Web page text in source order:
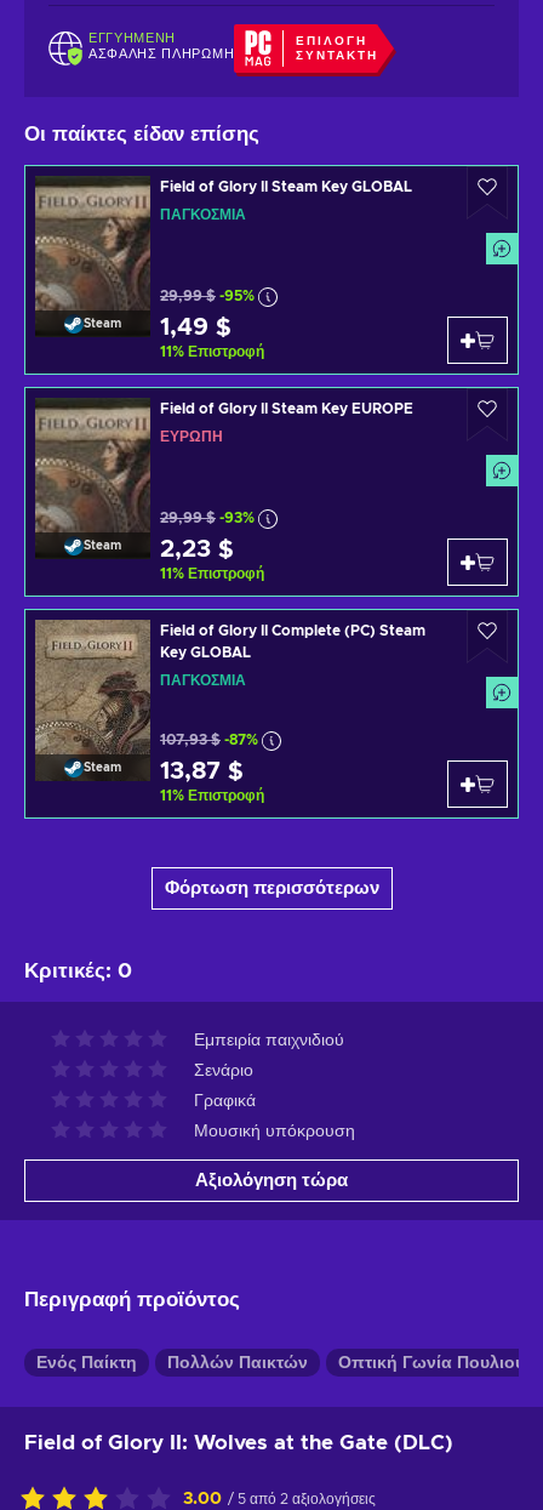
ΕΓΓΥΗΜΈΝΗ
ΑΣΦΑΛΉΣ ΠΛΗΡΩΜΉ
ΕΠΙΛΟΓΉ
ΣΥΝΤΆΚΤΗ
Οι παίκτες είδαν επίσης
Steam
Field of Glory II Steam Key GLOBAL
ΠΑΓΚΌΣΜΙΑ
29,99 $ -95%
1,49 $
11% Επιστροφή
Steam
Field of Glory II Steam Key EUROPE
ΕΥΡΏΠΗ
29,99 $ -93%
2,23 $
11% Επιστροφή
Steam
Field of Glory II Complete (PC) Steam
Key GLOBAL
ΠΑΓΚΌΣΜΙΑ
107,93 $ -87%
13,87 $
11% Επιστροφή
Φόρτωση περισσότερων
Κριτικές: 0
Εμπειρία παιχνιδιού
Σενάριο
Γραφικά
Μουσική υπόκρουση
Αξιολόγηση τώρα
Περιγραφή προϊόντος
Ενός Παίκτη Πολλών Παικτών Οπτική Γωνία Πουλιού
Field of Glory II: Wolves at the Gate (DLC)
3.00 / 5 από 2 αξιολογήσεις